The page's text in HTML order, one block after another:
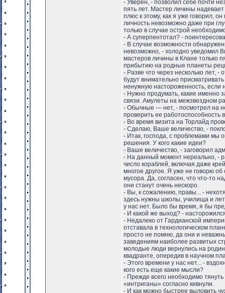
- Уверен, - позволил себе почти
пять лет. Мастер личины
плюс к этому, как я уже говорил,
личность невозможно даже при
только в случае острой
- А суперпентотал? -
- В случае возможности
невозможно, - холодно уведомил
мастеров личины в Клане только
прибытию на родные планеты
- Разве что через несколько лет,
будут внимательно
ненужную настороженность, если
- Нужно продумать, какие именно
связи. Амулеты на межзвездном
- Обычные — нет, - посмотрел на
проверить ее работоспособность
- Во время визита на Торлайд
- Сделаю, Ваше величество, -
- Итак, господа, с проблемами мы
решения. У кого какие идеи?
- Ваше величество, - заговорил
- На данный момент нереально, -
число кораблей, включая даже
многое другое. Я уже не говорю
мусора. Да, согласен, что что-то
они станут очень нескоро.
- Вы, к сожалению, правы... -
здесь нужны школы, училища и
у нас нет. Было бы время, я бы
- И какой же выход? -
- Недалеко от Гардианской
отставала в технологическом
просто не помню, да они и
заведениям наиболее развитых
молодые люди вернулись на
квадранте, опередив в научном
- Этого времени у нас нет... -
кого есть еще какие мысли?
- Прежде всего необходимо
«интриганы» согласно кивнули.
- И как можно быстрее выловить